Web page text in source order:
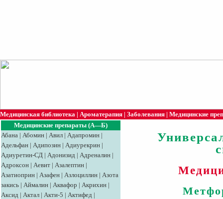
Медицинская библиотека | Ароматерапия | Заболевания | Медицинские
Медицинские препараты (А—Б)
Абана | Абомин | Авил | Адапромин |
Адельфан | Адипозин | Адиурекрин |
Адиуретин-СД | Адонизид | Адреналин |
Адроксон | Аевит | Азалептин |
Азатиоприн | Азафен | Азлоциллин | Азота
закись | Аймалин | Аквафор | Акрихин |
Аксид | Aктaл | Акти-5 | Актифед |